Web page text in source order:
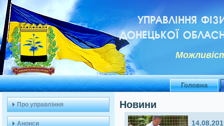
УПРАВЛІННЯ
ДОНЕЦЬКОЇ
Головна
Про управління
Анонси
Новини